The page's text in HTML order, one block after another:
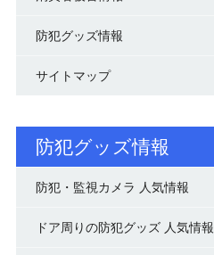
防犯グッズ情報
サイトマップ
防犯グッズ情報
防犯・監視カメラ 人気情報
ドア周りの防犯グッズ 人気情報